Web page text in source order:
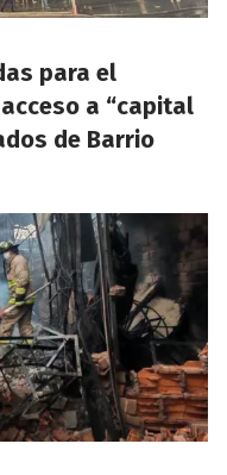
para el
a “capital
de Barrio